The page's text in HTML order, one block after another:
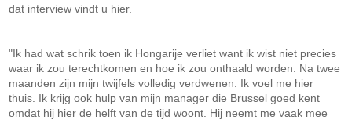
dat interview vindt u hier.
"Ik had wat schrik toen ik Hongarije verliet want ik wist niet precies
waar ik zou terechtkomen en hoe ik zou onthaald worden. Na twee
maanden zijn mijn twijfels volledig verdwenen. Ik voel me hier
thuis. Ik krijg ook hulp van mijn manager die Brussel goed kent
omdat hij hier de helft van de tijd woont. Hij neemt me vaak mee